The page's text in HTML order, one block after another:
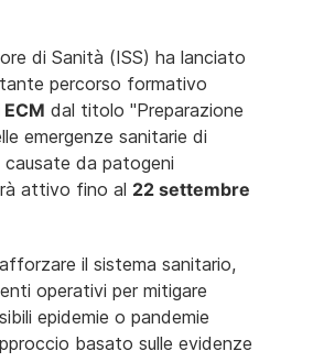
di Sanità (ISS) ha lanciato
percorso formativo
dal titolo "Preparazione
emergenze sanitarie di
da patogeni
attivo fino al 22 settembre
il sistema sanitario,
operativi per mitigare
epidemie o pandemie
basato sulle evidenze